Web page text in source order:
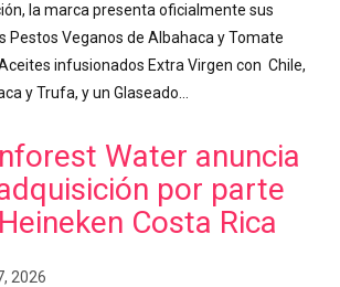
la marca presenta oficialmente sus
Pestos Veganos de Albahaca y Tomate
infusionados Extra Virgen con Chile,
y Trufa, y un Glaseado…
Water anuncia
por parte
Costa Rica
2026